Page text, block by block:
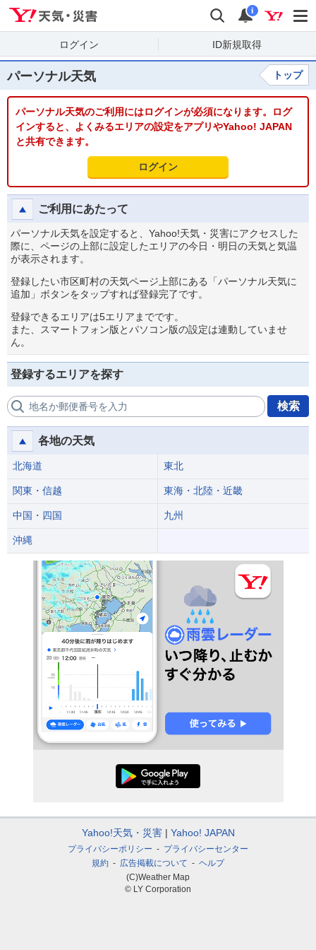
検索 通知
i
ログイン ID新規取得
パーソナル天気 トップ
パーソナル天気のご利用にはログインが必須になります。ログ
インすると、よくみるエリアの設定をアプリやYahoo! JAPAN
と共有できます。
ログイン
ご利用にあたって
パーソナル天気を設定すると、Yahoo!天気・災害にアクセスした
際に、ページの上部に設定したエリアの今日・明日の天気と気温
が表示されます。
登録したい市区町村の天気ページ上部にある「パーソナル天気に
追加」ボタンをタップすれば登録完了です。
登録できるエリアは5エリアまでです。
また、スマートフォン版とパソコン版の設定は連動していませ
ん。
登録するエリアを探す
地名か郵便番号を入力 検索
各地の天気
北海道 東北
関東・信越 東海・北陸・近畿
中国・四国 九州
沖縄
Yahoo!天気・災害 Yahoo! JAPAN
プライバシーポリシー
プライバシーセンター
規約
広告掲載について
ヘルプ
(C)Weather Map
© LY Corporation